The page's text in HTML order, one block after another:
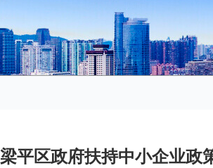
梁平区政府扶持中小企业政